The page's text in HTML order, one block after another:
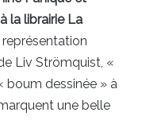
la librairie La
représentation
Liv Strömquist, «
boum dessinée » à
une belle